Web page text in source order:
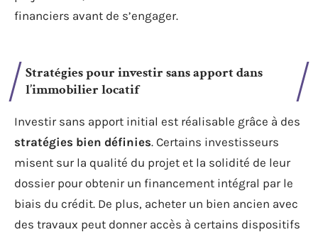
financiers avant de s’engager.
Stratégies pour investir sans apport dans
l’immobilier locatif
Investir sans apport initial est réalisable grâce à des
stratégies bien définies. Certains investisseurs
misent sur la qualité du projet et la solidité de leur
dossier pour obtenir un financement intégral par le
biais du crédit. De plus, acheter un bien ancien avec
des travaux peut donner accès à certains dispositifs